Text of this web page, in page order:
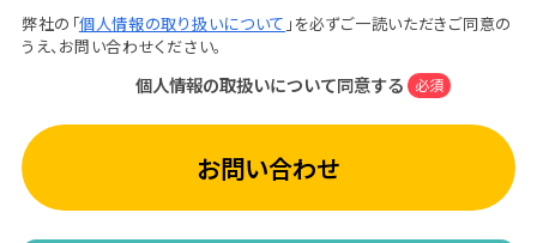
弊社の「個人情報の取り扱いについて 」を必ずご一読いただきご同意の
うえ、お問い合わせください。
個人情報の取扱いについて同意する 必須
お問い合わせ